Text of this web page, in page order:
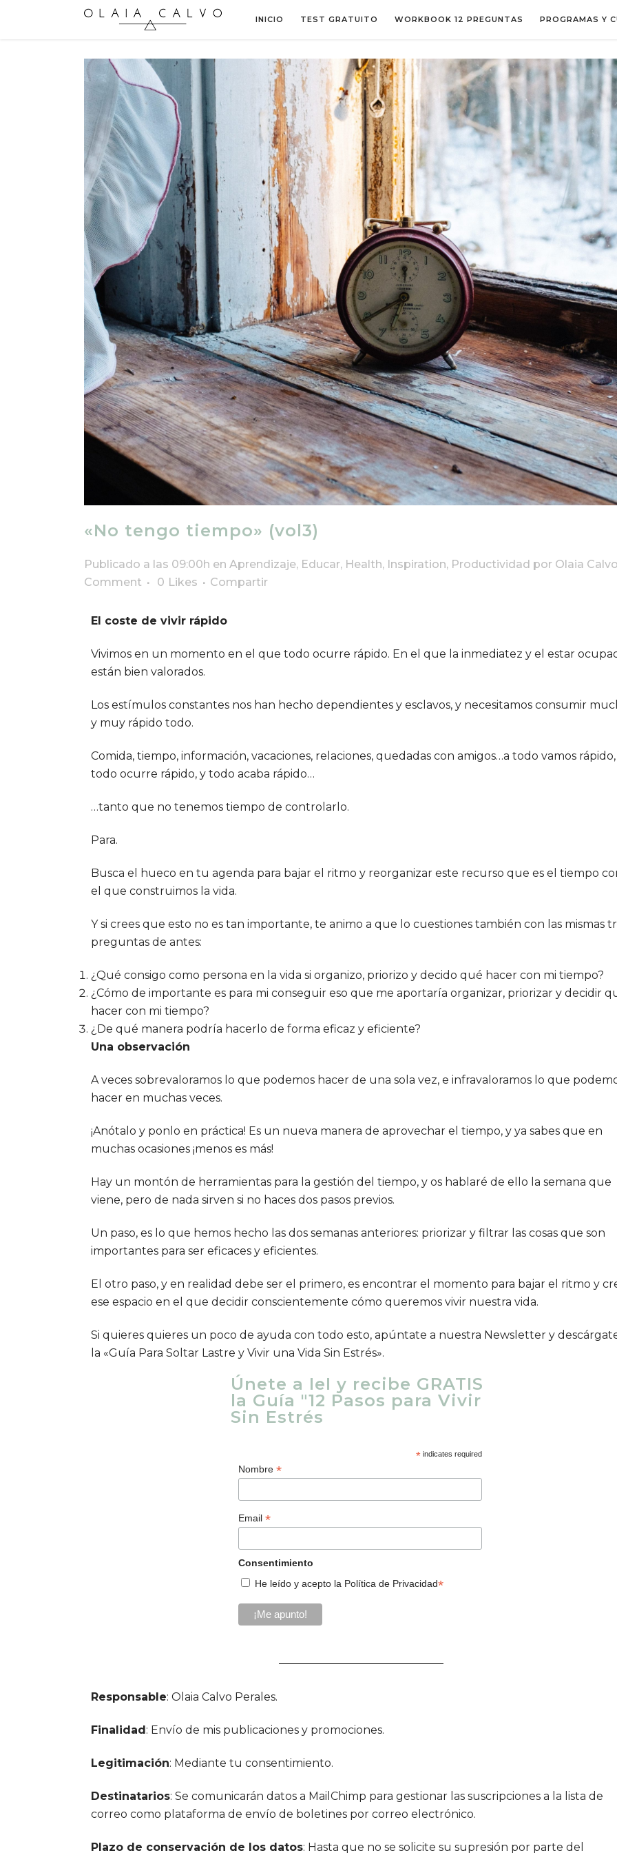
INICIO TEST GRATUITO WORKBOOK 12 PREGUNTAS PROGRAMAS Y
«No tengo tiempo» (vol3)
Publicado a las 09:00h en Aprendizaje, Educar, Health, Inspiration, Productividad por Olaia Calvo
Comment
0 Likes Compartir
El coste de vivir rápido
Vivimos en un momento en el que todo ocurre rápido. En el que la inmediatez y el estar
están bien valorados.
Los estímulos constantes nos han hecho dependientes y esclavos, y necesitamos consumir
y muy rápido todo.
Comida, tiempo, información, vacaciones, relaciones, quedadas con amigos…a todo vamos rápido,
todo ocurre rápido, y todo acaba rápido…
…tanto que no tenemos tiempo de controlarlo.
Para.
Busca el hueco en tu agenda para bajar el ritmo y reorganizar este recurso que es el tiempo
el que construimos la vida.
Y si crees que esto no es tan importante, te animo a que lo cuestiones también con las mismas
preguntas de antes:
¿Qué consigo como persona en la vida si organizo, priorizo y decido qué hacer con mi tiempo?
¿Cómo de importante es para mi conseguir eso que me aportaría organizar, priorizar y decidir
hacer con mi tiempo?
¿De qué manera podría hacerlo de forma eficaz y eficiente?
Una observación
A veces sobrevaloramos lo que podemos hacer de una sola vez, e infravaloramos lo que
hacer en muchas veces.
¡Anótalo y ponlo en práctica! Es un nueva manera de aprovechar el tiempo, y ya sabes que en
muchas ocasiones ¡menos es más!
Hay un montón de herramientas para la gestión del tiempo, y os hablaré de ello la semana que
viene, pero de nada sirven si no haces dos pasos previos.
Un paso, es lo que hemos hecho las dos semanas anteriores: priorizar y filtrar las cosas que son
importantes para ser eficaces y eficientes.
El otro paso, y en realidad debe ser el primero, es encontrar el momento para bajar el ritmo y
ese espacio en el que decidir conscientemente cómo queremos vivir nuestra vida.
Si quieres quieres un poco de ayuda con todo esto, apúntate a nuestra Newsletter y
la «Guía Para Soltar Lastre y Vivir una Vida Sin Estrés».
Únete a IeI y recibe GRATIS
la Guía "12 Pasos para Vivir
Sin Estrés
*indicates required
Nombre *
Email *
Consentimiento
He leído y acepto la Política de Privacidad*
Responsable: Olaia Calvo Perales.
Finalidad: Envío de mis publicaciones y promociones.
Legitimación: Mediante tu consentimiento.
Destinatarios: Se comunicarán datos a MailChimp para gestionar las suscripciones a la lista de
correo como plataforma de envío de boletines por correo electrónico.
Plazo de conservación de los datos: Hasta que no se solicite su supresión por parte del